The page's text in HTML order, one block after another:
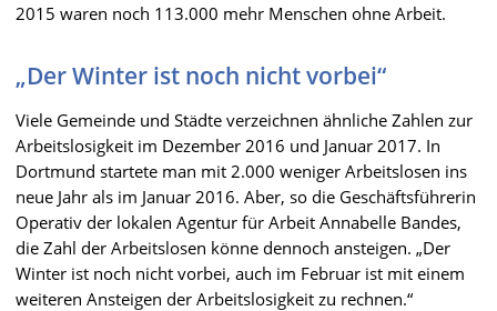
2015 waren noch 113.000 mehr Menschen ohne Arbeit.
„Der Winter ist noch nicht vorbei“
Viele Gemeinde und Städte verzeichnen ähnliche Zahlen zur
Arbeitslosigkeit im Dezember 2016 und Januar 2017. In
Dortmund startete man mit 2.000 weniger Arbeitslosen ins
neue Jahr als im Januar 2016. Aber, so die Geschäftsführerin
Operativ der lokalen Agentur für Arbeit Annabelle Bandes,
die Zahl der Arbeitslosen könne dennoch ansteigen. „Der
Winter ist noch nicht vorbei, auch im Februar ist mit einem
weiteren Ansteigen der Arbeitslosigkeit zu rechnen.“